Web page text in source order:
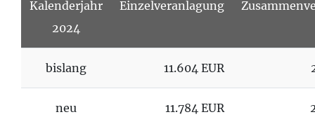
Kalenderjahr
2024
Einzelveranlagung
bislang 11.604 EUR
neu 11.784 EUR